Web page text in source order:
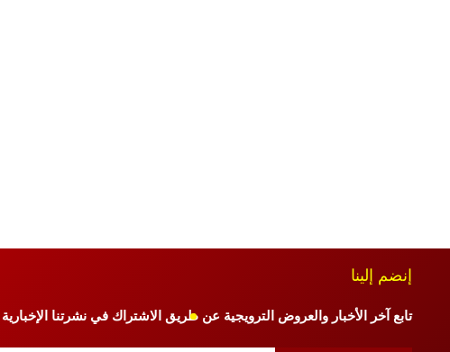
إنضم إلينا
تابع آخر الأخبار والعروض الترويجية عن طريق الاشتراك في نشرتنا الإخبارية